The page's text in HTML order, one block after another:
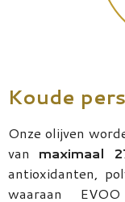
Koude
Onze olijven
van maximaal
antioxidanten,
waaraan